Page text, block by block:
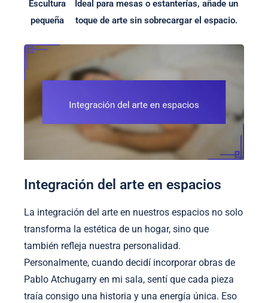
Escultura
pequeña
Ideal para mesas o estanterías, añade un
toque de arte sin sobrecargar el espacio.
Integración del arte en espacios
La integración del arte en nuestros espacios no solo
transforma la estética de un hogar, sino que
también refleja nuestra personalidad.
Personalmente, cuando decidí incorporar obras de
Pablo Atchugarry en mi sala, sentí que cada pieza
traía consigo una historia y una energía única. Eso